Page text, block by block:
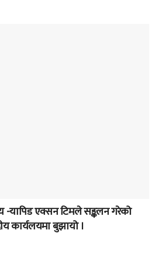
-यापिड एक्सन टिमले सङ्कलन गरेको
कार्यलयमा बुझायो ।